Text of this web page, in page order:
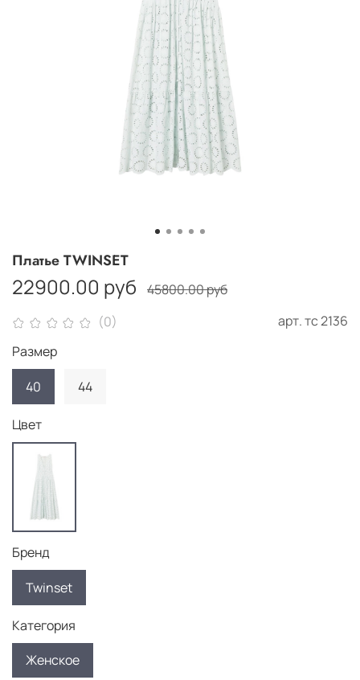
(0) арт.тс 2136
Платье TWINSET
22900.00 руб 45800.00 руб
Размер
40
44
Цвет
Бренд
Twinset
Категория
Женское